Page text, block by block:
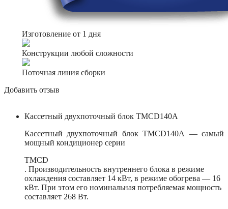
Изготовление от 1 дня
Конструкции любой сложности
Поточная линия сборки
Добавить отзыв
Кассетный двухпоточный блок TMCD140А
Кассетный двухпоточный блок TMCD140А — самый
мощный кондиционер серии
TMCD
. Производительность внутреннего блока в режиме
охлаждения составляет 14 кВт, в режиме обогрева — 16
кВт. При этом его номинальная потребляемая мощность
составляет 268 Вт.